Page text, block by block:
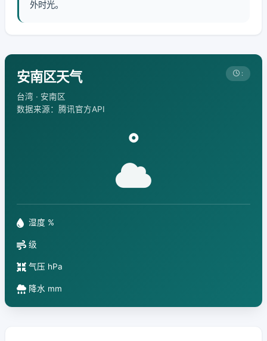
外时光。
安南区天气
台湾 · 安南区
数据来源：腾讯官方API
:
°
湿度 %
级
气压 hPa
降水 mm